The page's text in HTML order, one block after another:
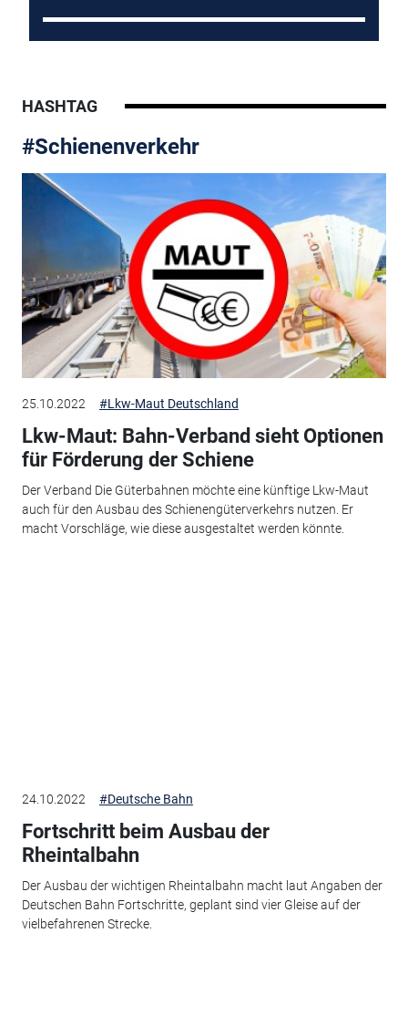
HASHTAG
#Schienenverkehr
25.10.2022 #Lkw-Maut Deutschland
Lkw-Maut: Bahn-Verband sieht Optionen
für Förderung der Schiene
Der Verband Die Güterbahnen möchte eine künftige Lkw-Maut
auch für den Ausbau des Schienengüterverkehrs nutzen. Er
macht Vorschläge, wie diese ausgestaltet werden könnte.
24.10.2022 #Deutsche Bahn
Fortschritt beim Ausbau der
Rheintalbahn
Der Ausbau der wichtigen Rheintalbahn macht laut Angaben der
Deutschen Bahn Fortschritte, geplant sind vier Gleise auf der
vielbefahrenen Strecke.